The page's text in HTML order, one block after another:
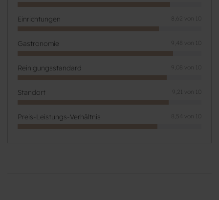
Einrichtungen 8,62 von 10
Gastronomie 9,48 von 10
Reinigungsstandard 9,08 von 10
Standort 9,21 von 10
Preis-Leistungs-Verhältnis 8,54 von 10